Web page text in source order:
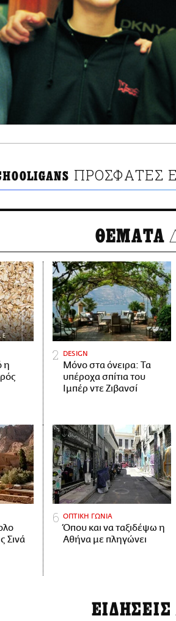
ΠΡΟΣΦΑΤΕΣ
ΘΕΜΑΤΑ
η
DESIGN
Μόνο στα όνειρα: Τα
υπέροχα σπίτια του
Ιμπέρ ντε Ζιβανσί
Σινά
ΟΠΤΙΚΗ ΓΩΝΙΑ
Όπου και να ταξιδέψω η
Αθήνα με πληγώνει
ΕΙΔΗΣΕΙΣ